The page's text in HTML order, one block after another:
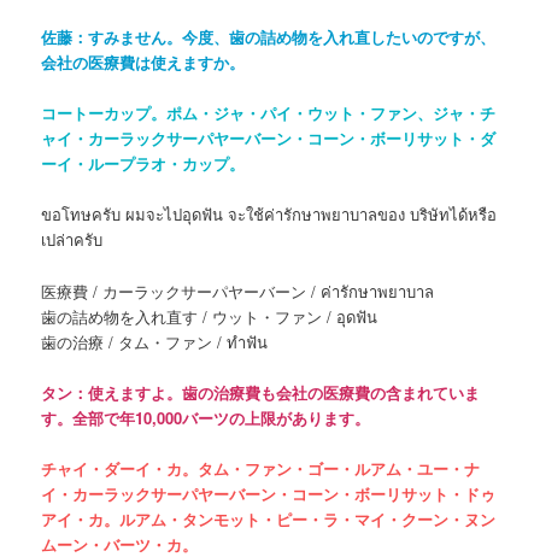
佐藤：すみません。今度、歯の詰め物を入れ直したいのですが、
会社の医療費は使えますか。
コートーカップ。ポム・ジャ・パイ・ウット・ファン、ジャ・チ
ャイ・カーラックサーパヤーバーン・コーン・ボーリサット・ダ
ーイ・ループラオ・カップ。
ขอโทษครับ ผมจะไปอุดฟัน จะใช้ค่ารักษาพยาบาลของ บริษัทได้หรือ
เปล่าครับ
医療費 / カーラックサーパヤーバーン / ค่ารักษาพยาบาล
歯の詰め物を入れ直す / ウット・ファン / อุดฟัน
歯の治療 / タム・ファン / ทำฟัน
タン：使えますよ。歯の治療費も会社の医療費の含まれていま
す。全部で年10,000バーツの上限があります。
チャイ・ダーイ・カ。タム・ファン・ゴー・ルアム・ユー・ナ
イ・カーラックサーパヤーバーン・コーン・ボーリサット・ドゥ
アイ・カ。ルアム・タンモット・ピー・ラ・マイ・クーン・ヌン
ムーン・バーツ・カ。